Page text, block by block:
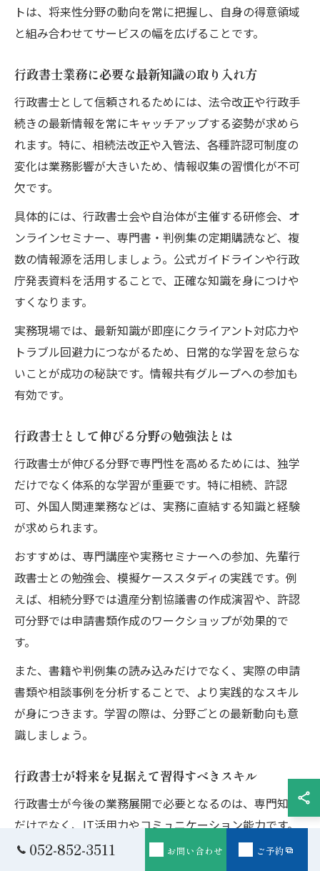
トは、将来性分野の動向を常に把握し、自身の得意領域
と組み合わせてサービスの幅を広げることです。
行政書士業務に必要な最新知識の取り入れ方
行政書士として信頼されるためには、法令改正や行政手
続きの最新情報を常にキャッチアップする姿勢が求めら
れます。特に、相続法改正や入管法、各種許認可制度の
変化は業務影響が大きいため、情報収集の習慣化が不可
欠です。
具体的には、行政書士会や自治体が主催する研修会、オ
ンラインセミナー、専門書・判例集の定期購読など、複
数の情報源を活用しましょう。公式ガイドラインや行政
庁発表資料を活用することで、正確な知識を身につけや
すくなります。
実務現場では、最新知識が即座にクライアント対応力や
トラブル回避力につながるため、日常的な学習を怠らな
いことが成功の秘訣です。情報共有グループへの参加も
有効です。
行政書士として伸びる分野の勉強法とは
行政書士が伸びる分野で専門性を高めるためには、独学
だけでなく体系的な学習が重要です。特に相続、許認
可、外国人関連業務などは、実務に直結する知識と経験
が求められます。
おすすめは、専門講座や実務セミナーへの参加、先輩行
政書士との勉強会、模擬ケーススタディの実践です。例
えば、相続分野では遺産分割協議書の作成演習や、許認
可分野では申請書類作成のワークショップが効果的で
す。
また、書籍や判例集の読み込みだけでなく、実際の申請
書類や相談事例を分析することで、より実践的なスキル
が身につきます。学習の際は、分野ごとの最新動向も意
識しましょう。
行政書士が将来を見据えて習得すべきスキル
行政書士が今後の業務展開で必要となるのは、専門知識
だけでなく、IT活用力やコミュニケーション能力です。
電子申請やクラウド管理などデジタル化が進む中、業務
052-852-3511 お問い合わせ ご予約